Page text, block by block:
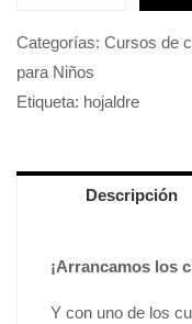
Categorías: Cursos de
para Niños
Etiqueta: hojaldre
Descripción
¡Arrancamos los
Y con uno de los